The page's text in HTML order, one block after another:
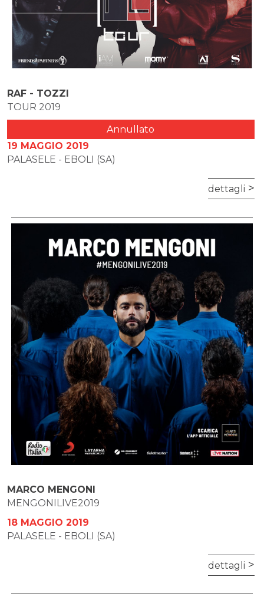
RAF - TOZZI
TOUR 2019
Annullato
19 MAGGIO 2019
PALASELE - EBOLI (SA)
dettagli
MARCO MENGONI
MENGONILIVE2019
18 MAGGIO 2019
PALASELE - EBOLI (SA)
dettagli